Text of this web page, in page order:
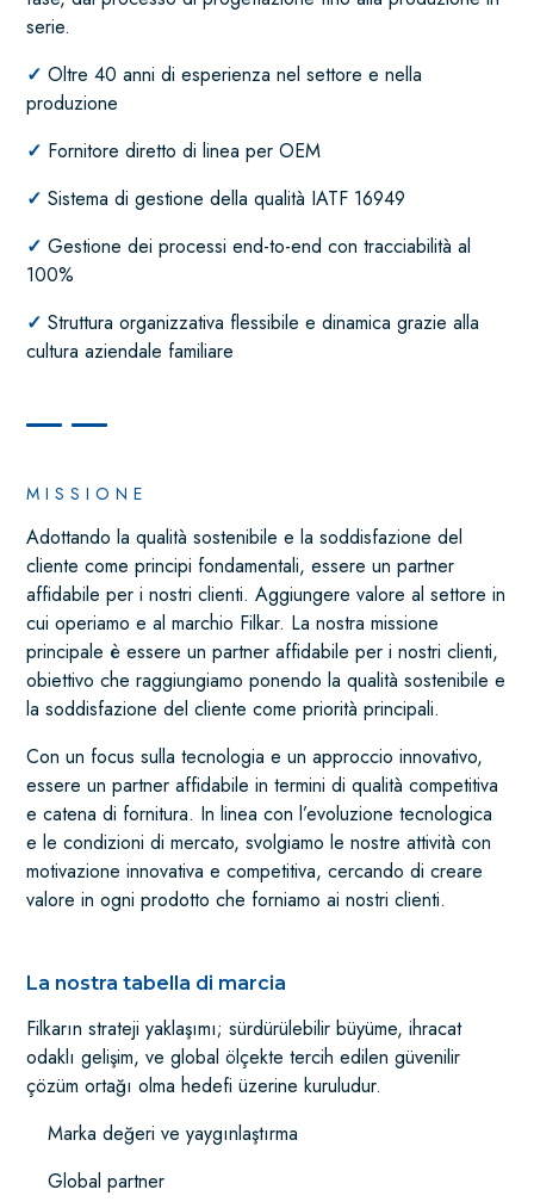
serie.
✓ Oltre 40 anni di esperienza nel settore e nella
produzione
✓ Fornitore diretto di linea per OEM
✓ Sistema di gestione della qualità IATF 16949
✓ Gestione dei processi end-to-end con tracciabilità al
100%
✓ Struttura organizzativa flessibile e dinamica grazie alla
cultura aziendale familiare
MISSIONE
Adottando la qualità sostenibile e la soddisfazione del
cliente come principi fondamentali, essere un partner
affidabile per i nostri clienti. Aggiungere valore al settore in
cui operiamo e al marchio Filkar. La nostra missione
principale è essere un partner affidabile per i nostri clienti,
obiettivo che raggiungiamo ponendo la qualità sostenibile e
la soddisfazione del cliente come priorità principali.
Con un focus sulla tecnologia e un approccio innovativo,
essere un partner affidabile in termini di qualità competitiva
e catena di fornitura. In linea con l’evoluzione tecnologica
e le condizioni di mercato, svolgiamo le nostre attività con
motivazione innovativa e competitiva, cercando di creare
valore in ogni prodotto che forniamo ai nostri clienti.
La nostra tabella di marcia
Filkarın strateji yaklaşımı; sürdürülebilir büyüme, ihracat
odaklı gelişim, ve global ölçekte tercih edilen güvenilir
çözüm ortağı olma hedefi üzerine kuruludur.
Marka değeri ve yaygınlaştırma
Global partner